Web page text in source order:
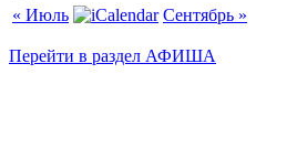
« Июль
Сентябрь »
Перейти в раздел АФИША